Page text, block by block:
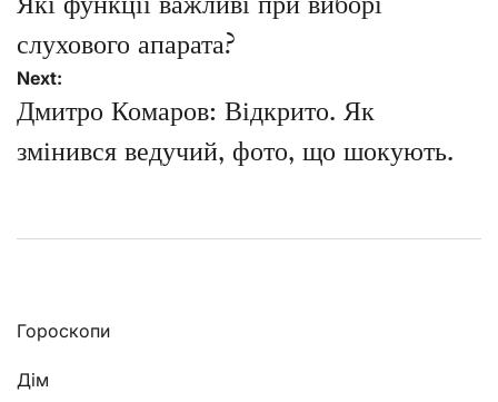
слухового апарата?
Next:
Дмитро Комаров: Відкрито. Як
змінився ведучий, фото, що шокують.
Гороскопи
Дім